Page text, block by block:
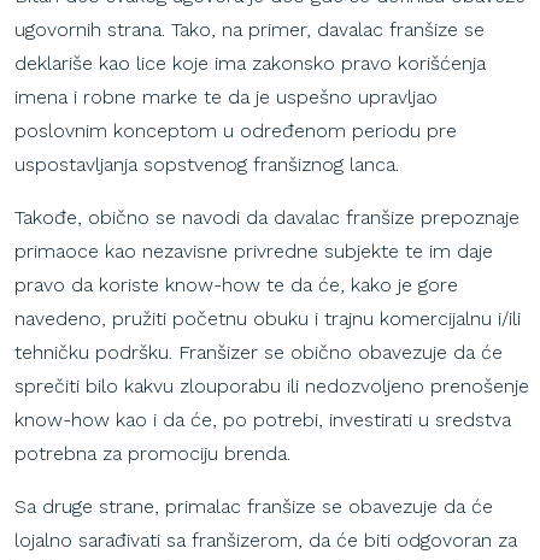
ugovornih strana. Tako, na primer, davalac franšize se
deklariše kao lice koje ima zakonsko pravo korišćenja
imena i robne marke te da je uspešno upravljao
poslovnim konceptom u određenom periodu pre
uspostavljanja sopstvenog franšiznog lanca.
Takođe, obično se navodi da davalac franšize prepoznaje
primaoce kao nezavisne privredne subjekte te im daje
pravo da koriste know-how te da će, kako je gore
navedeno, pružiti početnu obuku i trajnu komercijalnu i/ili
tehničku podršku. Franšizer se obično obavezuje da će
sprečiti bilo kakvu zlouporabu ili nedozvoljeno prenošenje
know-how kao i da će, po potrebi, investirati u sredstva
potrebna za promociju brenda.
Sa druge strane, primalac franšize se obavezuje da će
lojalno sarađivati sa franšizerom, da će biti odgovoran za